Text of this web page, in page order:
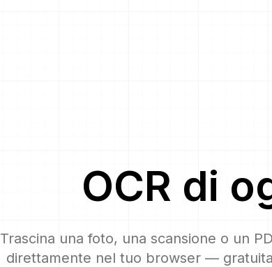
OCR di
Trascina una foto, una scansione o un
direttamente nel tuo browser —